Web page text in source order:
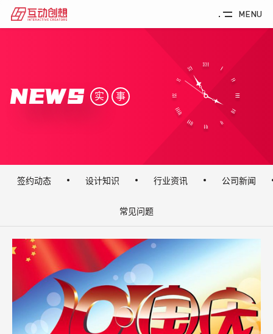
MENU
NEWS 实 事
签约动态 设计知识 行业资讯 公司新闻
常见问题